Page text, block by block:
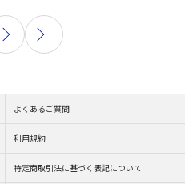
よくあるご質問
利用規約
特定商取引法に基づく表記について